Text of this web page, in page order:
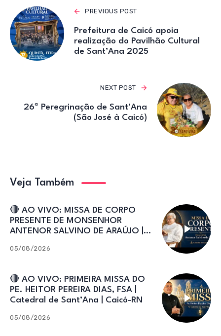
p
p
o
o
k
PREVIOUS POST
Prefeitura de Caicó apoia
realização do Pavilhão Cultural
de Sant’Ana 2025
NEXT POST
26ª Peregrinação de Sant’Ana
(São José à Caicó)
Veja Também
🔴 AO VIVO: MISSA DE CORPO
PRESENTE DE MONSENHOR
ANTENOR SALVINO DE ARAÚJO |
05/08/2026
🔴 AO VIVO: PRIMEIRA MISSA DO
PE. HEITOR PEREIRA DIAS, FSA |
Catedral de Sant’Ana | Caicó-RN
05/08/2026